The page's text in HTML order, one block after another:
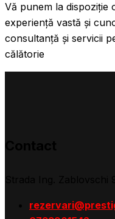
Vă punem la dispoziție
experiență vastă și
consultanță și servicii
călătorie